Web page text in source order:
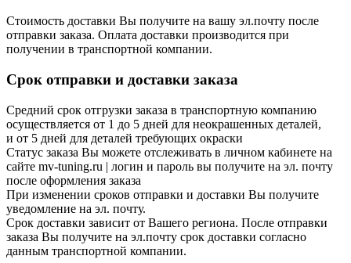
Стоимость доставки Вы получите на вашу эл.почту после
отправки заказа. Оплата доставки производится при
получении в транспортной компании.
Срок отправки и доставки заказа
Средний срок отгрузки заказа в транспортную компанию
осуществляется от 1 до 5 дней для неокрашенных деталей,
и от 5 дней для деталей требующих окраски
Статус заказа Вы можете отслеживать в личном кабинете на
сайте mv-tuning.ru | логин и пароль вы получите на эл. почту
после оформления заказа
При изменении сроков отправки и доставки Вы получите
уведомление на эл. почту.
Срок доставки зависит от Вашего региона. После отправки
заказа Вы получите на эл.почту срок доставки согласно
данным транспортной компании.